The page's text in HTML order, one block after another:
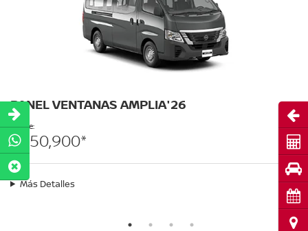
PANEL VENTANAS AMPLIA'26
Desde:
$550,900*
Más Detalles